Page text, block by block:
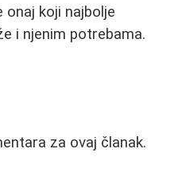
koji najbolje
i njenim potrebama.
za ovaj članak.